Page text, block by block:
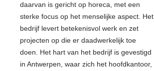
daarvan is gericht op horeca, met een
sterke focus op het menselijke aspect. Het
bedrijf levert betekenisvol werk en zet
projecten op die er daadwerkelijk toe
doen. Het hart van het bedrijf is gevestigd
in Antwerpen, waar zich het hoofdkantoor,